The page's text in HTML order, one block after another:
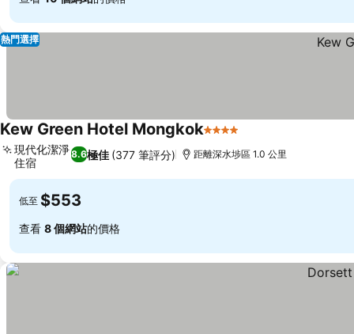
熱門選擇
Kew Green Hotel Mongkok4 星級
8.6極佳 (377 筆評分)
現代化潔淨
住宿
距離深水埗區 1.0 公里
低至 $553
查看 8 個網站的價格